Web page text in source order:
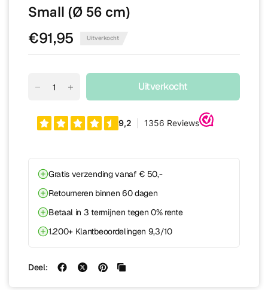
Small (Ø 56 cm)
€91,95 Uitverkocht
Uitverkocht
Gratis verzending vanaf € 50,-
Retourneren binnen 60 dagen
Betaal in 3 termijnen tegen 0% rente
1.200+ Klantbeoordelingen 9,3/10
Deel: